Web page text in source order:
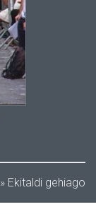
Ekitaldi gehiago